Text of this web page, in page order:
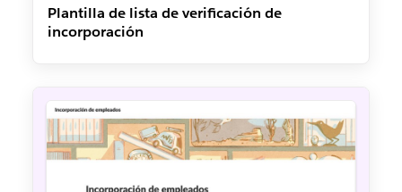
Plantilla de lista de verificación de
incorporación